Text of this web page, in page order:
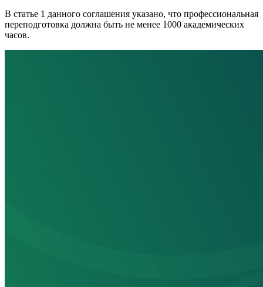
В статье 1 данного соглашения указано, что профессиональная
переподготовка должна быть не менее 1000 академических
часов.